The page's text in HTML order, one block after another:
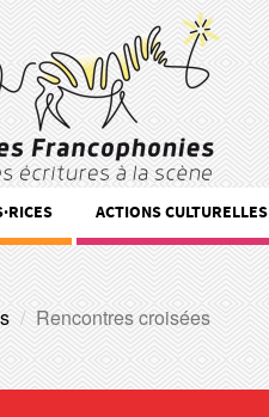
ACTIONS CULTURELLES
Rencontres croisées